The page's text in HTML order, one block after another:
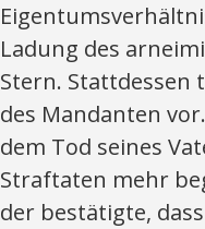
Ladung des
Stern. Stattdessen
des Mandanten
dem Tod seines
Straftaten mehr
der bestätigte,